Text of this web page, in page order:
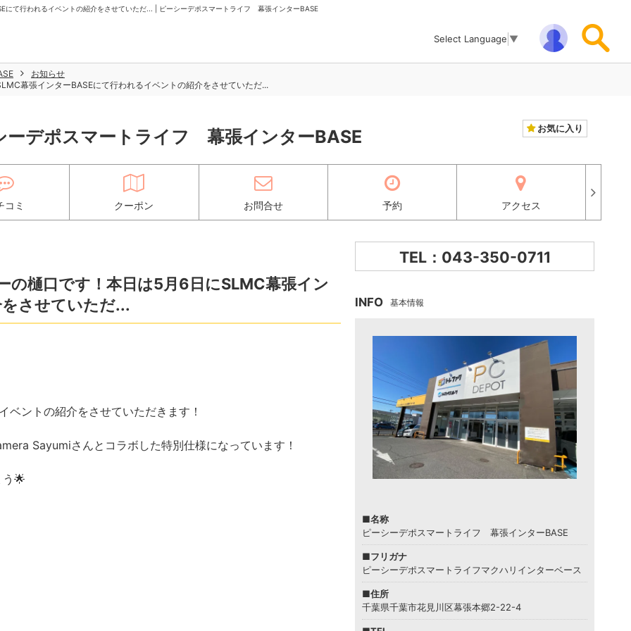
て行われるイベントの紹介をさせていただ... | ピーシーデポスマートライフ 幕張インターBASE
Select Language ▼
お知らせ
幕張インターBASEにて行われるイベントの紹介をさせていただ...
ーデポスマートライフ 幕張インターBASE お気に入り
コミ クーポン お問合せ 予約 アクセス
樋口です！本日は5月6日にSLMC幕張イン
させていただ...
ントの紹介をさせていただきます！
Sayumiさんとコラボした特別仕様になっています！
🌟
TEL：043-350-0711
INFO 基本情報
■名称
ピーシーデポスマートライフ 幕張インターBASE
■フリガナ
ピーシーデポスマートライフマクハリインターベース
■住所
千葉県千葉市花見川区幕張本郷2-22-4